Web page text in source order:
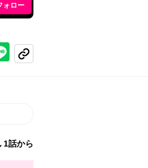
ォロー
稿する
ラインでシェアする
コピーする
1話から